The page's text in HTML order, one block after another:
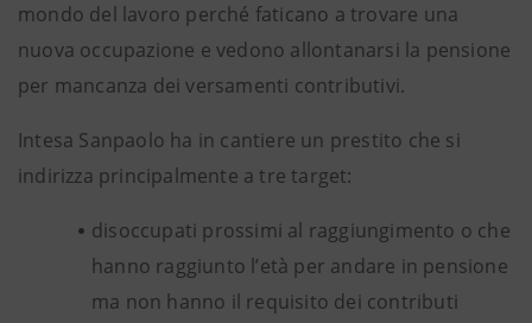
mondo del lavoro perché faticano a trovare una
nuova occupazione e vedono allontanarsi la pensione
per mancanza dei versamenti contributivi.
Intesa Sanpaolo ha in cantiere un prestito che si
indirizza principalmente a tre target:
disoccupati prossimi al raggiungimento o che
hanno raggiunto l’età per andare in pensione
ma non hanno il requisito dei contributi